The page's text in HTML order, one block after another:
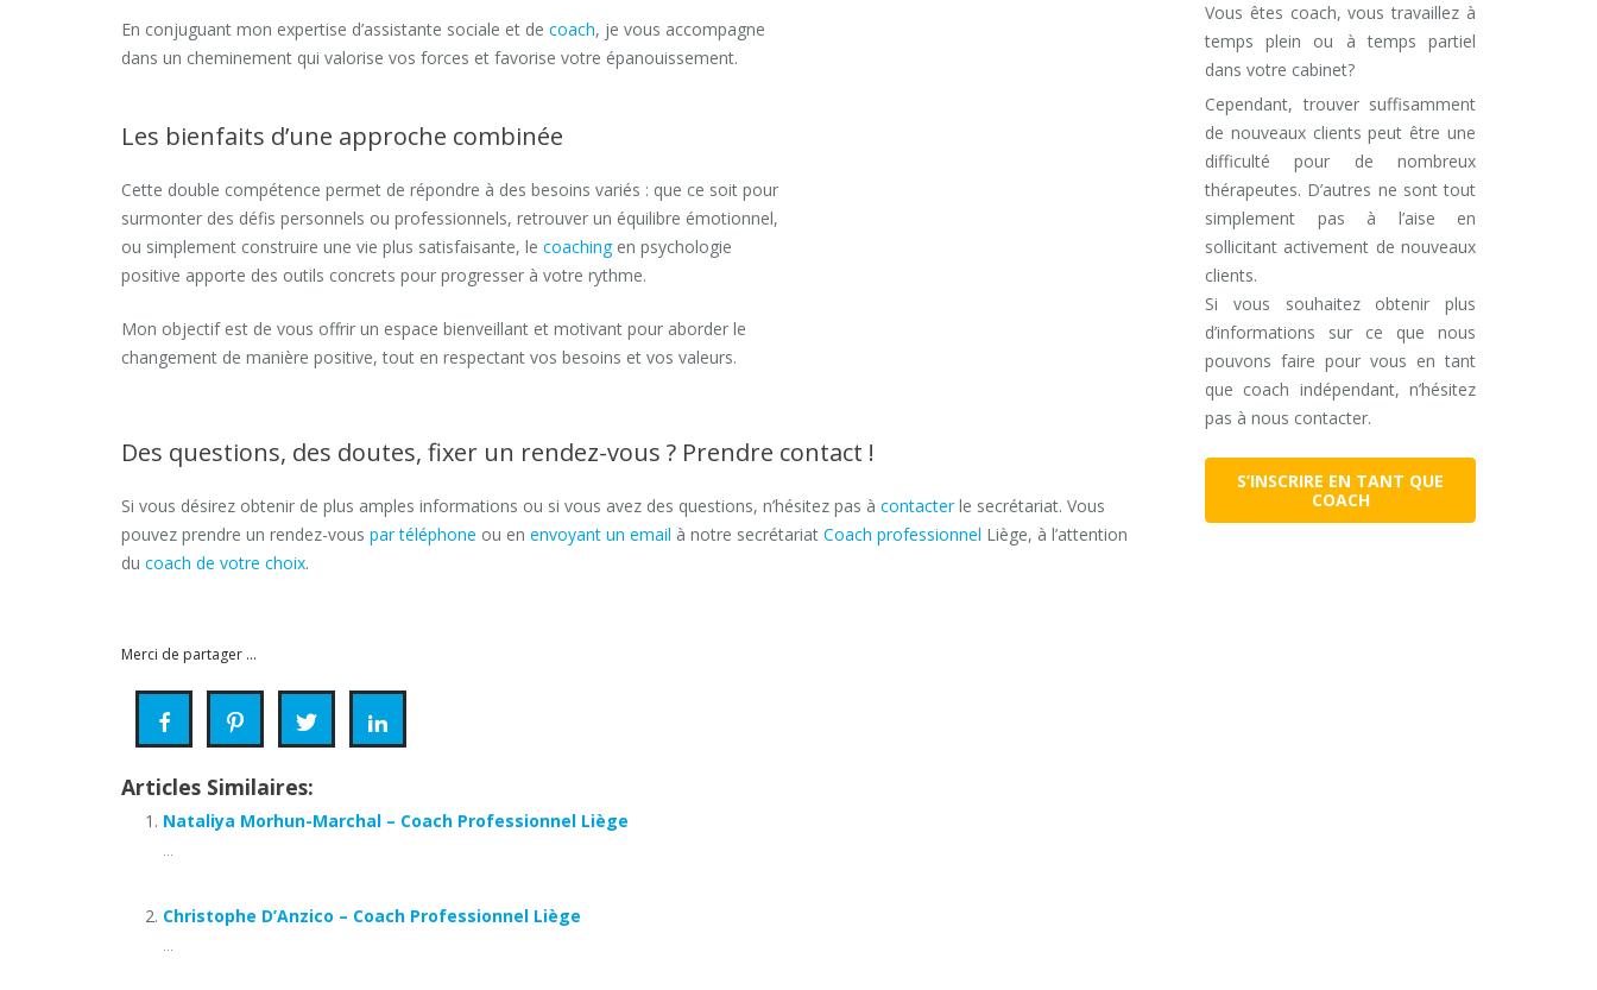
En conjuguant mon expertise d’assistante sociale et de coach, je vous accompagne
dans un cheminement qui valorise vos forces et favorise votre épanouissement.
Les bienfaits d’une approche combinée
Cette double compétence permet de répondre à des besoins variés : que ce soit pour
surmonter des défis personnels ou professionnels, retrouver un équilibre émotionnel,
ou simplement construire une vie plus satisfaisante, le coachingen psychologie
positive apporte des outils concrets pour progresser à votre rythme.
Mon objectif est de vous offrir un espace bienveillant et motivant pour aborder le
changement de manière positive, tout en respectant vos besoins et vos valeurs.
Des questions, des doutes, fixer un rendez-vous ? Prendre contact !
Si vous désirez obtenir de plus amples informations ou si vous avez des questions, n’hésitez pas à contacterle secrétariat. Vous
pouvez prendre un rendez-vous par téléphone ou en envoyant un email à notre secrétariat Coach professionnel Liège, à l’attention
du coach de votre choix.
Merci de partager ...
Articles Similaires:
Nataliya Morhun-Marchal – Coach Professionnel Liège
...
Christophe D’Anzico – Coach Professionnel Liège
...
Vous êtes coach, vous travaillez à
temps plein ou à temps partiel
dans votre cabinet?
Cependant, trouver suffisamment
de nouveaux clients peut être une
difficulté pour de nombreux
thérapeutes. D’autres ne sont tout
simplement pas à l’aise en
sollicitant activement de nouveaux
clients.
Si vous souhaitez obtenir plus
d’informations sur ce que nous
pouvons faire pour vous en tant
que coach indépendant, n’hésitez
pas à nous contacter.
S’INSCRIRE EN TANT QUE
COACH